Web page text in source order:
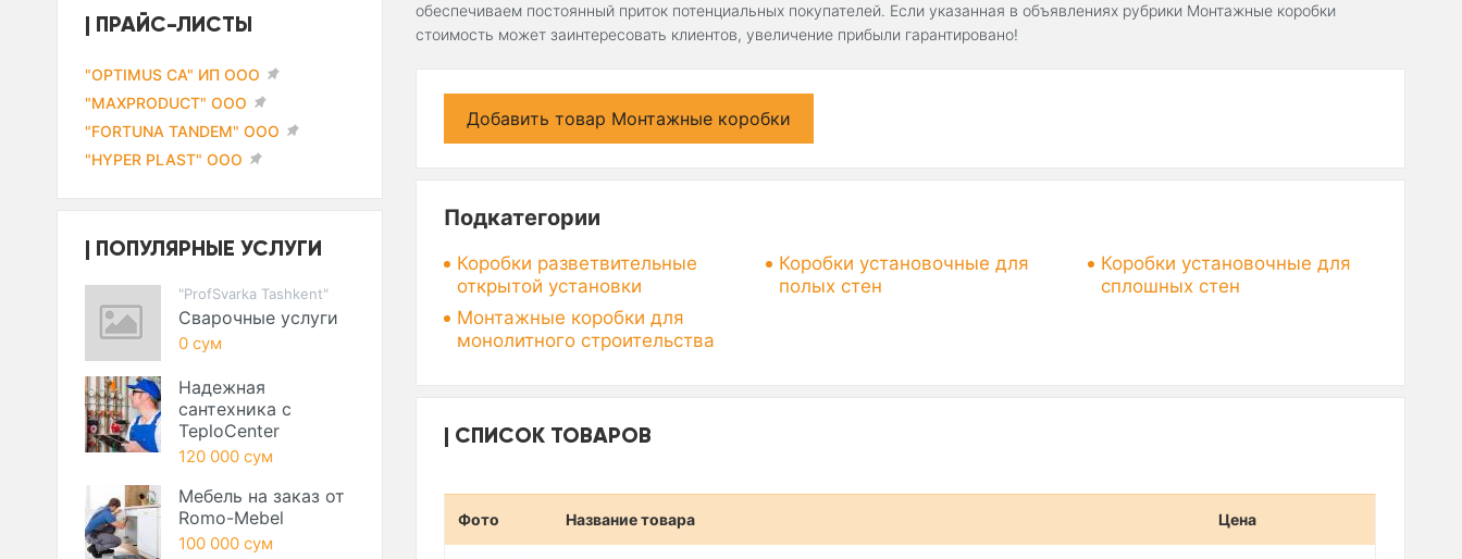
обеспечиваем постоянный приток потенциальных покупателей. Если указанная в объявлениях рубрики Монтажные коробки
стоимость может заинтересовать клиентов, увеличение прибыли гарантировано!
Добавить товар Монтажные коробки
Подкатегории
Коробки разветвительные
открытой установки
Коробки установочные для
полых стен
Коробки установочные для
сплошных стен
Монтажные коробки для
монолитного строительства
СПИСОК ТОВАРОВ
Фото Название товара Цена
ПРАЙС-ЛИСТЫ
"OPTIMUS CA" ИП ООО
"MAXPRODUCT" ООО
"FORTUNA TANDEM" ООО
"HYPER PLAST" ООО
ПОПУЛЯРНЫЕ УСЛУГИ
"ProfSvarka Tashkent"
Сварочные услуги
0 сум
Надежная
сантехника с
TeploCenter
120 000 сум
Мебель на заказ от
Romo-Mebel
100 000 сум